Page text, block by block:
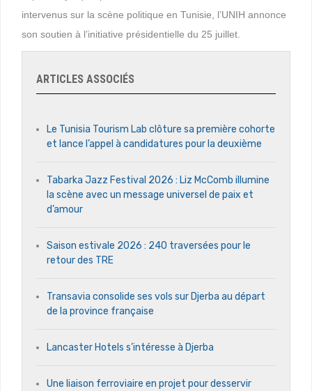
intervenus sur la scène politique en Tunisie, l’UNIH annonce
son soutien à l’initiative présidentielle du 25 juillet.
ARTICLES ASSOCIÉS
Le Tunisia Tourism Lab clôture sa première cohorte
et lance l’appel à candidatures pour la deuxième
Tabarka Jazz Festival 2026 : Liz McComb illumine
la scène avec un message universel de paix et
d’amour
Saison estivale 2026 : 240 traversées pour le
retour des TRE
Transavia consolide ses vols sur Djerba au départ
de la province française
Lancaster Hotels s’intéresse à Djerba
Une liaison ferroviaire en projet pour desservir